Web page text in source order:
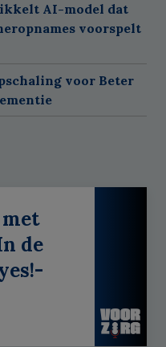
AI-model dat
voorspelt
voor Beter
met
de